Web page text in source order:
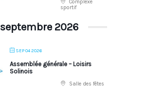
Complexe
sportif
septembre 2026
SEP 04 2026
Assemblée générale – Loisirs
Solinois
Salle des fêtes